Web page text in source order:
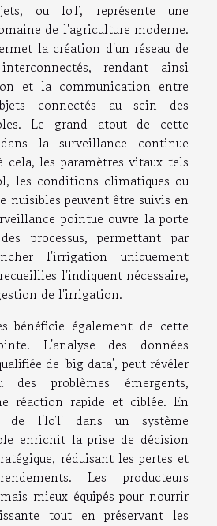
ou IoT, représente une
de l'agriculture moderne.
la création d'un réseau de
rendant ainsi
et la communication entre
connectés au sein des
Le grand atout de cette
la surveillance continue
cela, les paramètres vitaux tels
les conditions climatiques ou
nuisibles peuvent être suivis en
pointue ouvre la porte
processus, permettant par
l'irrigation uniquement
l'indiquent nécessaire,
de l'irrigation.
bénéficie également de cette
L'analyse des données
de 'big data', peut révéler
des problèmes émergents,
réaction rapide et ciblée. En
de l'IoT dans un système
enrichit la prise de décision
réduisant les pertes et
Les producteurs
mieux équipés pour nourrir
tout en préservant les